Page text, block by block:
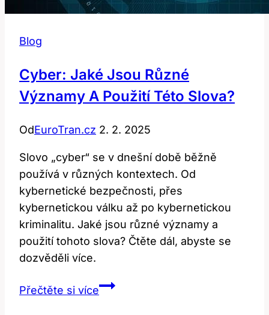
Blog
Cyber: Jaké Jsou Různé
Významy A Použití Této Slova?
OdEuroTran.cz 2. 2. 2025
Slovo „cyber“ se v dnešní době běžně
používá v různých kontextech. Od
kybernetické bezpečnosti, přes
kybernetickou válku až po kybernetickou
kriminalitu. Jaké jsou různé významy a
použití tohoto slova? Čtěte dál, abyste se
dozvěděli více.
Přečtěte si víceCyber: